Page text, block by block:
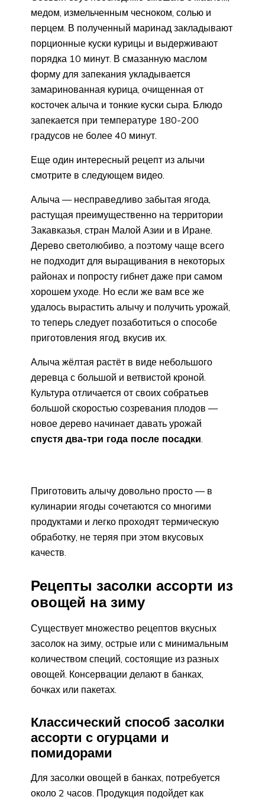
медом, измельченным чесноком, солью и
перцем. В полученный маринад закладывают
порционные куски курицы и выдерживают
порядка 10 минут. В смазанную маслом
форму для запекания укладывается
замаринованная курица, очищенная от
косточек алыча и тонкие куски сыра. Блюдо
запекается при температуре 180-200
градусов не более 40 минут.
Еще один интересный рецепт из алычи
смотрите в следующем видео.
Алыча — несправедливо забытая ягода,
растущая преимущественно на территории
Закавказья, стран Малой Азии и в Иране.
Дерево светолюбиво, а поэтому чаще всего
не подходит для выращивания в некоторых
районах и попросту гибнет даже при самом
хорошем уходе. Но если же вам все же
удалось вырастить алычу и получить урожай,
то теперь следует позаботиться о способе
приготовления ягод, вкусив их.
Алыча жёлтая растёт в виде небольшого
деревца с большой и ветвистой кроной.
Культура отличается от своих собратьев
большой скоростью созревания плодов —
новое дерево начинает давать урожай
спустя два-три года после посадки.
Приготовить алычу довольно просто — в
кулинарии ягоды сочетаются со многими
продуктами и легко проходят термическую
обработку, не теряя при этом вкусовых
качеств.
Рецепты засолки ассорти из
овощей на зиму
Существует множество рецептов вкусных
засолок на зиму, острые или с минимальным
количеством специй, состоящие из разных
овощей. Консервации делают в банках,
бочках или пакетах.
Классический способ засолки
ассорти с огурцами и
помидорами
Для засолки овощей в банках, потребуется
около 2 часов. Продукция подойдет как